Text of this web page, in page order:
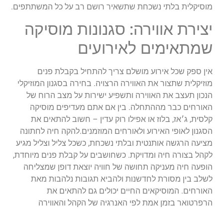
מוסיקלית בלתי נשכחת שתשאיר רושם רב על כל המשתתפים.
יצירת אווירה: סגנונות מוסיקה
שמתאימים לאירועים
אין ספק שכל אירוע מושלם צריך להתחיל בקבלת פנים
מוזיקלית שתצור את האווירה הרצויה. בחירה בסגנון המוזיקלי
הנכון תעצב את האווירה ותשפיע ישירות על מצב הרוח של
האורחים כבר מההתחלה. בין אם אתם מעדיפים מוסיקה
קלסית, ג׳אז, בלוז או אפילו רוק עדין – חשוב להתאים את
הסגנון לאופי האירוע ולאורחים המוזמנים.להקה חיה לחתונה
מציעה הרגשה אותנטית ובלתי נשכחת, כשכל צליל וצליל מגיע
לקהל בצורה חיה ומדויקת. כשחושבים על קבלת פנים מיוחדת,
הופעה חיה מעניקה תחושה של חוויה יוצאת דופן שמצליחה
לשלב בין מסורת לחדשנות ולהביא תגובות נלהבות מאת
האורחים. המוסיקאים החיים יכולים גם להתאים את
הרפרטואר בזמן אמת לפי האנרגיה של הקהל והאווירה